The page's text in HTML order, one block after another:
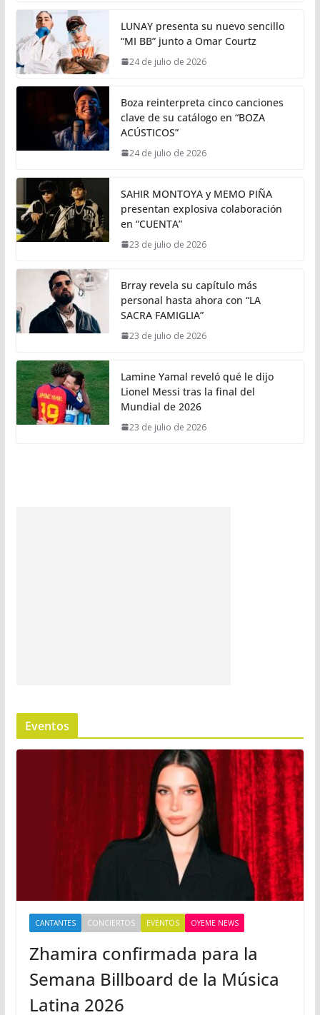
LUNAY presenta su nuevo sencillo
“MI BB” junto a Omar Courtz
24 de julio de 2026
Boza reinterpreta cinco canciones
clave de su catálogo en “BOZA
ACÚSTICOS”
24 de julio de 2026
SAHIR MONTOYA y MEMO PIÑA
presentan explosiva colaboración
en “CUENTA”
23 de julio de 2026
Brray revela su capítulo más
personal hasta ahora con “LA
SACRA FAMIGLIA”
23 de julio de 2026
Lamine Yamal reveló qué le dijo
Lionel Messi tras la final del
Mundial de 2026
23 de julio de 2026
Eventos
CANTANTES CONCIERTOS EVENTOS OYEME NEWS
Zhamira confirmada para la
Semana Billboard de la Música
Latina 2026